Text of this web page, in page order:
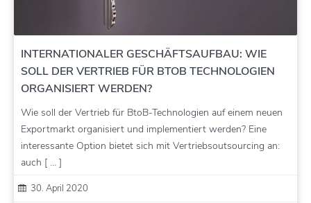
INTERNATIONALER GESCHÄFTSAUFBAU: WIE
SOLL DER VERTRIEB FÜR BTOB TECHNOLOGIEN
ORGANISIERT WERDEN?
Wie soll der Vertrieb für BtoB-Technologien auf einem neuen
Exportmarkt organisiert und implementiert werden? Eine
interessante Option bietet sich mit Vertriebsoutsourcing an:
auch [ … ]
30. April 2020